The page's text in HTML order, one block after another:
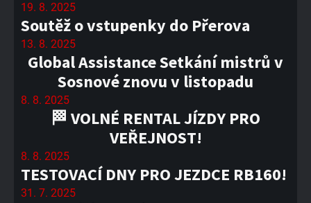
19. 8. 2025
Soutěž o vstupenky do Přerova
13. 8. 2025
Global Assistance Setkání mistrů v
Sosnové znovu v listopadu
8. 8. 2025
🏁 VOLNÉ RENTAL JÍZDY PRO
VEŘEJNOST!
8. 8. 2025
TESTOVACÍ DNY PRO JEZDCE RB160!
31. 7. 2025